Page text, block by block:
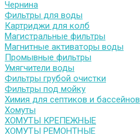
Чернина
Фильтры для воды
Картриджи для колб
Магистральные фильтры
Магнитные активаторы воды
Промывные фильтры
Умягчители воды
Фильтры грубой очистки
Фильтры под мойку
Химия для септиков и бассейнов
Хомуты
ХОМУТЫ КРЕПЕЖНЫЕ
ХОМУТЫ РЕМОНТНЫЕ